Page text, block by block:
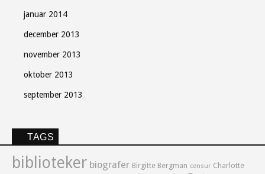
januar 2014
december 2013
november 2013
oktober 2013
september 2013
TAGS
biblioteker biografer Birgitte Bergman censur Charlotte